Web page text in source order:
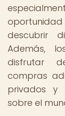
descubrir
Además,
disfrutar
compras
privados y
sobre el